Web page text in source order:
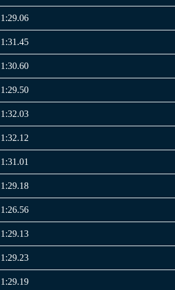
1:29.06
1:31.45
1:30.60
1:29.50
1:32.03
1:32.12
1:31.01
1:29.18
1:26.56
1:29.13
1:29.23
1:29.19